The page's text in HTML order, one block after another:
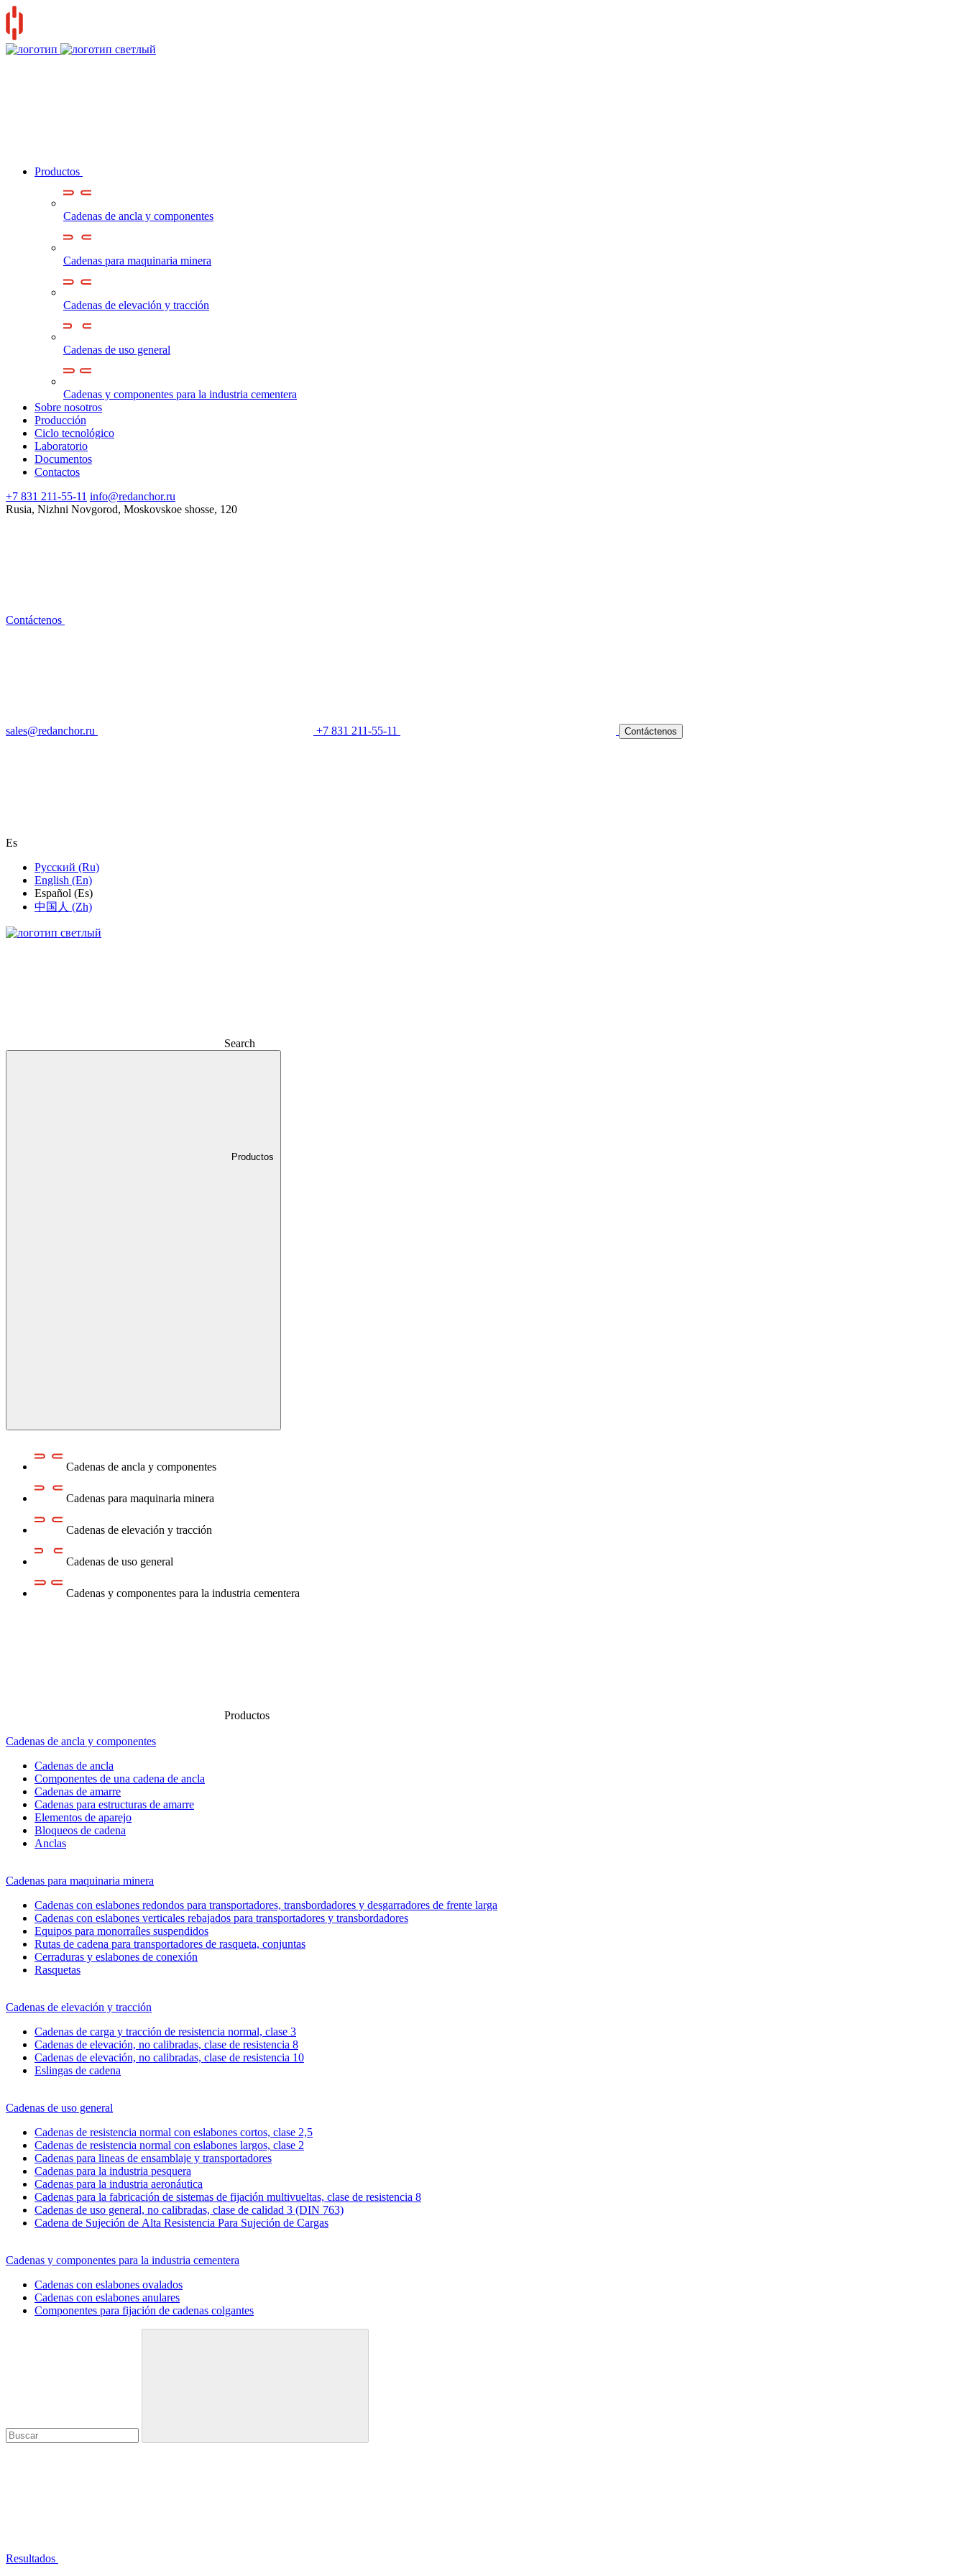
Productos
Cadenas de ancla y componentes
Cadenas para maquinaria minera
Cadenas de elevación y tracción
Cadenas de uso general
Cadenas y componentes para la industria cementera
Sobre nosotros
Producción
Ciclo tecnológico
Laboratorio
Documentos
Contactos
+7 831 211-55-11 info@redanchor.ru
Rusia, Nizhni Novgorod, Moskovskoe shosse, 120
Contáctenos
sales@redanchor.ru +7 831 211-55-11 Contáctenos
Es
Русский (Ru)
English (En)
Español (Es)
中国人 (Zh)
Search
Productos
Cadenas de ancla y componentes
Cadenas para maquinaria minera
Cadenas de elevación y tracción
Cadenas de uso general
Cadenas y componentes para la industria cementera
Productos
Cadenas de ancla y componentes
Cadenas de ancla
Componentes de una cadena de ancla
Cadenas de amarre
Cadenas para estructuras de amarre
Elementos de aparejo
Bloqueos de cadena
Anclas
Cadenas para maquinaria minera
Cadenas con eslabones redondos para transportadores, transbordadores y desgarradores de frente larga
Cadenas con eslabones verticales rebajados para transportadores y transbordadores
Equipos para monorraíles suspendidos
Rutas de cadena para transportadores de rasqueta, conjuntas
Cerraduras y eslabones de conexión
Rasquetas
Cadenas de elevación y tracción
Cadenas de carga y tracción de resistencia normal, clase 3
Cadenas de elevación, no calibradas, clase de resistencia 8
Cadenas de elevación, no calibradas, clase de resistencia 10
Eslingas de cadena
Cadenas de uso general
Cadenas de resistencia normal con eslabones cortos, clase 2,5
Cadenas de resistencia normal con eslabones largos, clase 2
Cadenas para lineas de ensamblaje y transportadores
Cadenas para la industria pesquera
Cadenas para la industria aeronáutica
Cadenas para la fabricación de sistemas de fijación multivueltas, clase de resistencia 8
Cadenas de uso general, no calibradas, clase de calidad 3 (DIN 763)
Cadena de Sujeción de Alta Resistencia Para Sujeción de Cargas
Cadenas y componentes para la industria cementera
Cadenas con eslabones ovalados
Cadenas con eslabones anulares
Componentes para fijación de cadenas colgantes
Resultados